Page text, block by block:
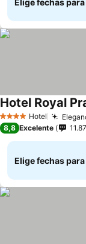
4 EstrellasHotel
Hotel Royal
8,8 Excelente
Elige fechas